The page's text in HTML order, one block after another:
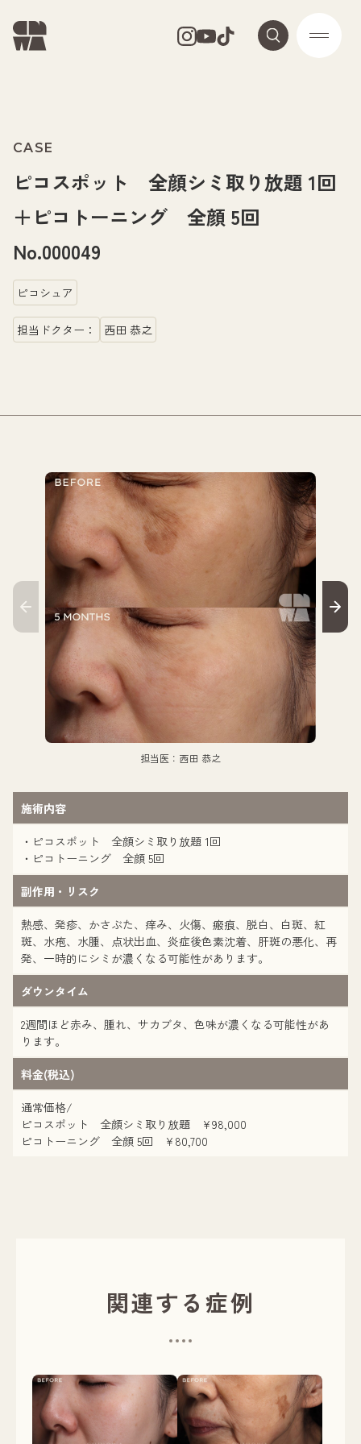
CASE
ピコスポット 全顔シミ取り放題 1回
＋ピコトーニング 全顔 5回
No.000049
ピコシュア
担当ドクター： 西田 恭之
担当医：西田 恭之
施術内容
・ピコスポット 全顔シミ取り放題 1回
・ピコトーニング 全顔 5回
副作用・リスク
熱感、発疹、かさぶた、痒み、火傷、瘢痕、脱白、白斑、紅
斑、水疱、水腫、点状出血、炎症後色素沈着、肝斑の悪化、再
発、一時的にシミが濃くなる可能性があります。
ダウンタイム
2週間ほど赤み、腫れ、サカブタ、色味が濃くなる可能性があ
ります。
料金(税込)
通常価格/
ピコスポット 全顔シミ取り放題 ¥98,000
ピコトーニング 全顔 5回 ¥80,700
関連する症例